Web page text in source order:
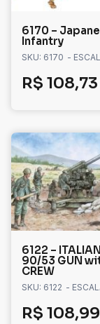
6170 –
Infantry
SKU: 6170 -
R$ 108,73
6122 – ITALIAN
90/53 GUN
CREW
SKU: 6122 -
R$ 108,99